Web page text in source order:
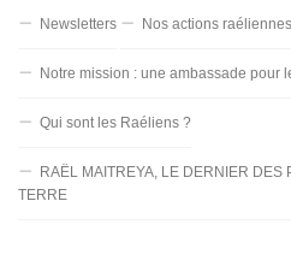
Newsletters Nos actions raéliennes
Notre mission : une ambassade pour
Qui sont les Raéliens ?
RAËL MAITREYA, LE DERNIER
TERRE